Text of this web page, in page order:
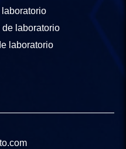
laboratorio
laboratorio